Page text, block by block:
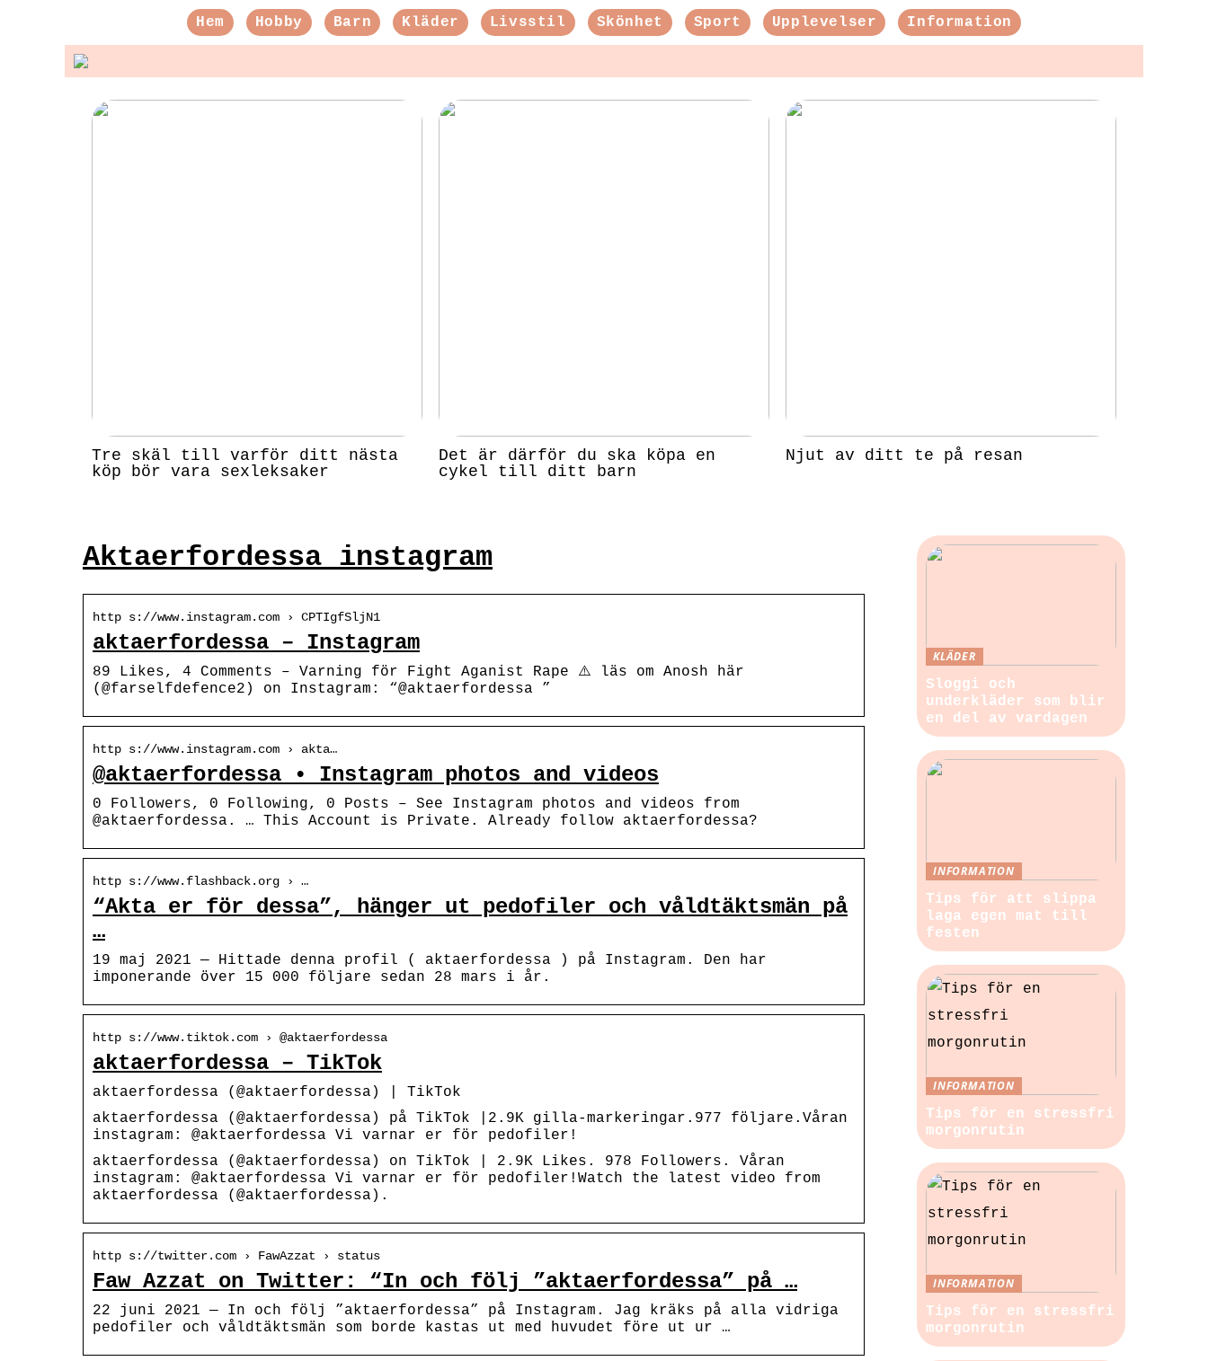
Hem Hobby Barn Kläder Livsstil Skönhet Sport Upplevelser Information
Tre skäl till varför ditt nästa
köp bör vara sexleksaker
Det är därför du ska köpa en
cykel till ditt barn
Njut av ditt te på resan
Aktaerfordessa instagram
http s://www.instagram.com › CPTIgfSljN1
aktaerfordessa – Instagram
89 Likes, 4 Comments – Varning för Fight Aganist Rape ⚠️ läs om Anosh här
(@farselfdefence2) on Instagram: “@aktaerfordessa ”
http s://www.instagram.com › akta…
@aktaerfordessa • Instagram photos and videos
0 Followers, 0 Following, 0 Posts – See Instagram photos and videos from
@aktaerfordessa. … This Account is Private. Already follow aktaerfordessa?
http s://www.flashback.org › …
“Akta er för dessa”, hänger ut pedofiler och våldtäktsmän på
…
19 maj 2021 — Hittade denna profil ( aktaerfordessa ) på Instagram. Den har
imponerande över 15 000 följare sedan 28 mars i år.
http s://www.tiktok.com › @aktaerfordessa
aktaerfordessa – TikTok
aktaerfordessa (@aktaerfordessa) | TikTok
aktaerfordessa (@aktaerfordessa) på TikTok |2.9K gilla-markeringar.977 följare.Våran
instagram: @aktaerfordessa Vi varnar er för pedofiler!
aktaerfordessa (@aktaerfordessa) on TikTok | 2.9K Likes. 978 Followers. Våran
instagram: @aktaerfordessa Vi varnar er för pedofiler!Watch the latest video from
aktaerfordessa (@aktaerfordessa).
http s://twitter.com › FawAzzat › status
Faw Azzat on Twitter: “In och följ ”aktaerfordessa” på …
22 juni 2021 — In och följ ”aktaerfordessa” på Instagram. Jag kräks på alla vidriga
pedofiler och våldtäktsmän som borde kastas ut med huvudet före ut ur …
KLÄDER
Sloggi och
underkläder som blir
en del av vardagen
INFORMATION
Tips för att slippa
laga egen mat till
festen
INFORMATION
Tips för en stressfri
morgonrutin
INFORMATION
Tips för en stressfri
morgonrutin